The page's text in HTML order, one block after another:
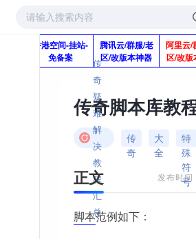
香港空间-挂站-
免备案
腾讯云/群服/老
区/改版本神器
阿里云/
区/改版
传奇脚本库教
传
奇
疑
难
解
决
教
程
汇
总
传
奇
大
全
特
殊
符
号
正文 发布时
脚本范例如下：